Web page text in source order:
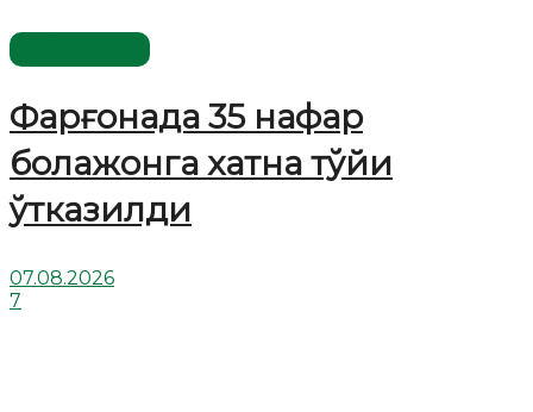
Фарғонада 35 нафар
болажонга хатна тўйи
ўтказилди
07.08.2026
7